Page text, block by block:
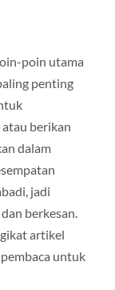
poin utama
penting
berikan
dalam
jadi
berkesan.
artikel
untuk